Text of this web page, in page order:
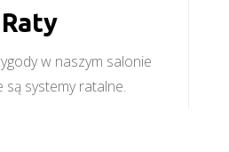
Raty
w naszym salonie
systemy ratalne.